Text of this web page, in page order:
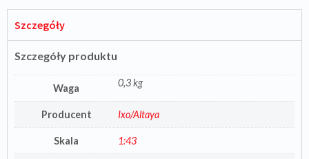
Szczegóły
Szczegóły produktu
Waga 0,3 kg
Producent Ixo/Altaya
Skala 1:43